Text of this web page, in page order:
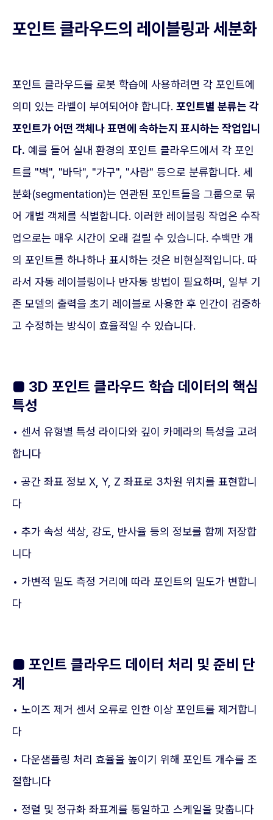
포인트 클라우드의 레이블링과 세분화
포인트 클라우드를 로봇 학습에 사용하려면 각 포인트에
의미 있는 라벨이 부여되어야 합니다. 포인트별 분류는 각
포인트가 어떤 객체나 표면에 속하는지 표시하는 작업입니
다. 예를 들어 실내 환경의 포인트 클라우드에서 각 포인
트를 "벽", "바닥", "가구", "사람" 등으로 분류합니다. 세
분화(segmentation)는 연관된 포인트들을 그룹으로 묶
어 개별 객체를 식별합니다. 이러한 레이블링 작업은 수작
업으로는 매우 시간이 오래 걸릴 수 있습니다. 수백만 개
의 포인트를 하나하나 표시하는 것은 비현실적입니다. 따
라서 자동 레이블링이나 반자동 방법이 필요하며, 일부 기
존 모델의 출력을 초기 레이블로 사용한 후 인간이 검증하
고 수정하는 방식이 효율적일 수 있습니다.
■ 3D 포인트 클라우드 학습 데이터의 핵심
특성
• 센서 유형별 특성 라이다와 깊이 카메라의 특성을 고려
합니다
• 공간 좌표 정보 X, Y, Z 좌표로 3차원 위치를 표현합니
다
• 추가 속성 색상, 강도, 반사율 등의 정보를 함께 저장합
니다
• 가변적 밀도 측정 거리에 따라 포인트의 밀도가 변합니
다
■ 포인트 클라우드 데이터 처리 및 준비 단
계
• 노이즈 제거 센서 오류로 인한 이상 포인트를 제거합니
다
• 다운샘플링 처리 효율을 높이기 위해 포인트 개수를 조
절합니다
• 정렬 및 정규화 좌표계를 통일하고 스케일을 맞춥니다